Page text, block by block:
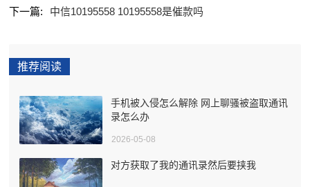
下一篇:
中信10195558 10195558是催款吗
推荐阅读
手机被入侵怎么解除 网上聊骚被盗取通讯
录怎么办
2026-05-08
对方获取了我的通讯录然后要挟我